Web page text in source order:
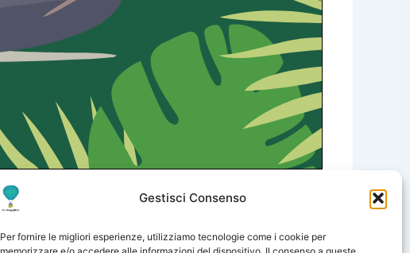
Gestisci Consenso
Per fornire le migliori esperienze, utilizziamo tecnologie come i cookie per
SUCCESSIVO